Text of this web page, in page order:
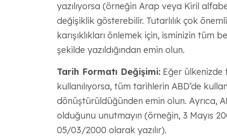
yazılıyorsa (örneğin Arap veya Kiril
değişiklik gösterebilir. Tutarlılık çok
karışıklıkları önlemek için, isminizin tüm
şekilde yazıldığından emin olun.
Tarih Formatı Değişimi:Eğer ülkenizde
kullanılıyorsa, tüm tarihlerin ABD’de
dönüştürüldüğünden emin olun. Ayrıca,
olduğunu unutmayın (örneğin, 3 Mayıs
05/03/2000 olarak yazılır).